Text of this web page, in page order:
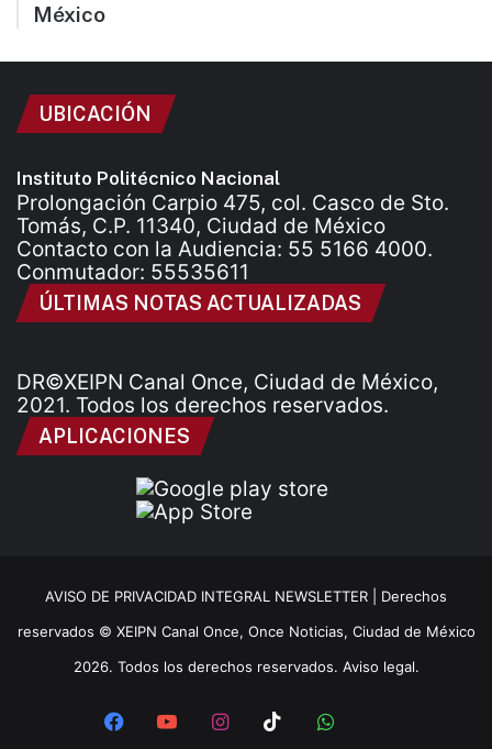
México
UBICACIÓN
Instituto Politécnico Nacional
Prolongación Carpio 475, col. Casco de Sto.
Tomás, C.P. 11340, Ciudad de México
Contacto con la Audiencia: 55 5166 4000.
Conmutador: 55535611
ÚLTIMAS NOTAS ACTUALIZADAS
DR©XEIPN Canal Once, Ciudad de México,
2021. Todos los derechos reservados.
APLICACIONES
AVISO DE PRIVACIDAD INTEGRAL NEWSLETTER | Derechos
reservados © XEIPN Canal Once, Once Noticias, Ciudad de México
2026. Todos los derechos reservados. Aviso legal.
FacebookYouTubeInstagram
TikTokWhatsApp